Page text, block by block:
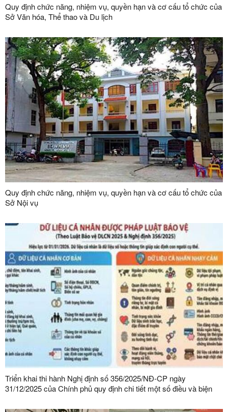
Quy định chức năng, nhiệm vụ, quyền hạn và cơ cấu tổ chức của
Sở Văn hóa, Thể thao và Du lịch
Quy định chức năng, nhiệm vụ, quyền hạn và cơ cấu tổ chức của
Sở Nội vụ
Triển khai thi hành Nghị định số 356/2025/NĐ-CP ngày
31/12/2025 của Chính phủ quy định chi tiết một số điều và biện
Sơn